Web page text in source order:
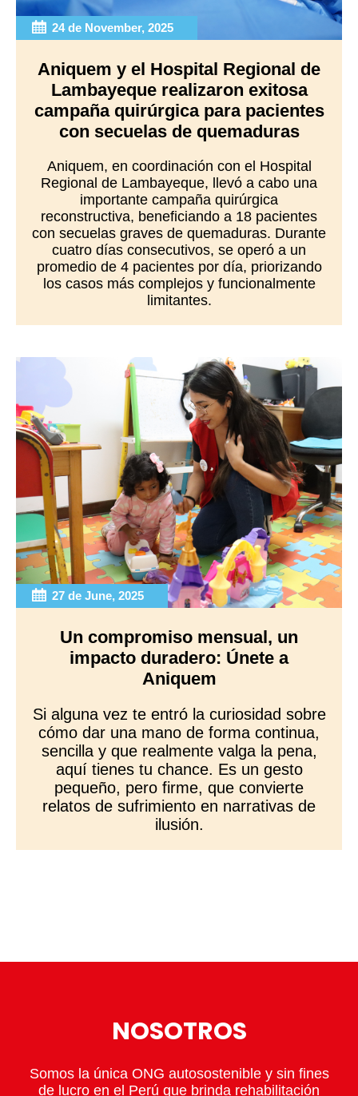
24 de November, 2025
Aniquem y el Hospital Regional de
Lambayeque realizaron exitosa
campaña quirúrgica para pacientes
con secuelas de quemaduras
Aniquem, en coordinación con el Hospital
Regional de Lambayeque, llevó a cabo una
importante campaña quirúrgica
reconstructiva, beneficiando a 18 pacientes
con secuelas graves de quemaduras. Durante
cuatro días consecutivos, se operó a un
promedio de 4 pacientes por día, priorizando
los casos más complejos y funcionalmente
limitantes.
27 de June, 2025
Un compromiso mensual, un
impacto duradero: Únete a
Aniquem
Si alguna vez te entró la curiosidad sobre
cómo dar una mano de forma continua,
sencilla y que realmente valga la pena,
aquí tienes tu chance. Es un gesto
pequeño, pero firme, que convierte
relatos de sufrimiento en narrativas de
ilusión.
NOSOTROS
Somos la única ONG autosostenible y sin fines
de lucro en el Perú que brinda rehabilitación